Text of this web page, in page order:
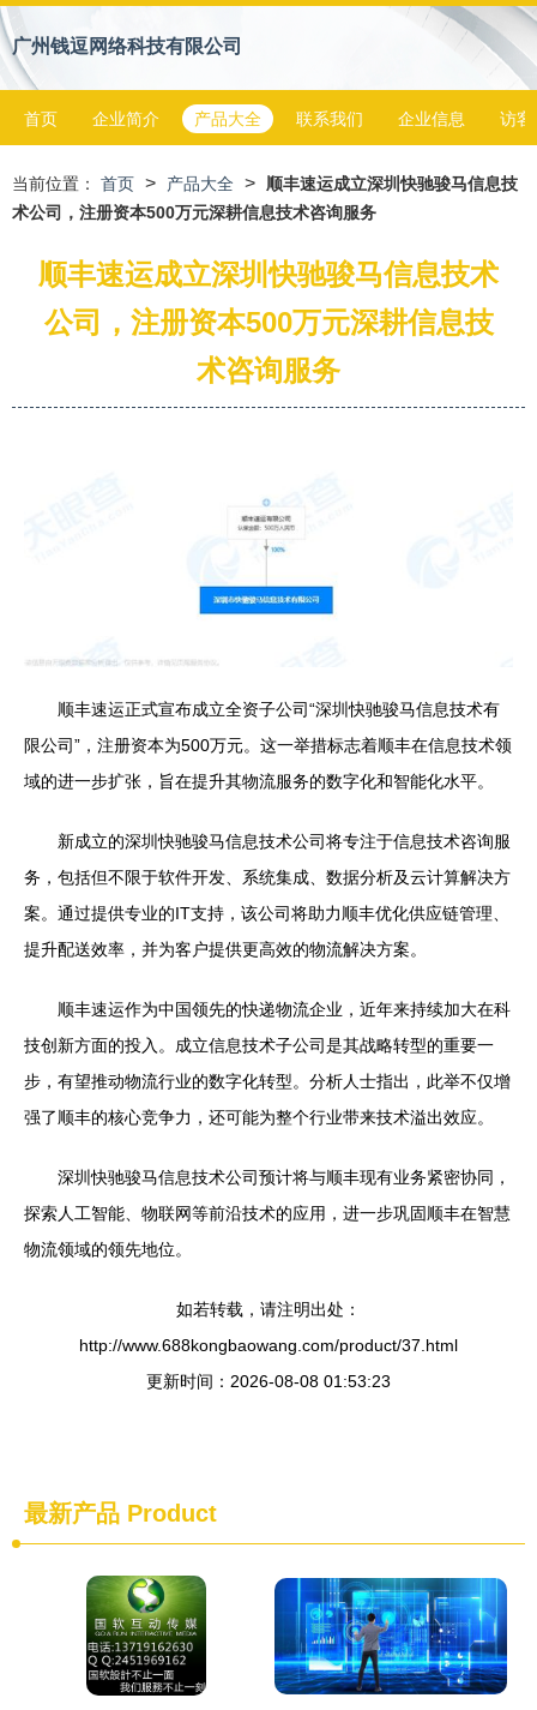
广州钱逗网络科技有限公司
首页 企业简介 产品大全 联系我们 企业信息 访客
当前位置： 首页 > 产品大全 >
顺丰速运成立深圳快驰骏马信息技
术公司，注册资本500万元深耕信息技术咨询服务
顺丰速运成立深圳快驰骏马信息技术
公司，注册资本500万元深耕信息技
术咨询服务
顺丰速运正式宣布成立全资子公司“深圳快驰骏马信息技术有
限公司”，注册资本为500万元。这一举措标志着顺丰在信息技术领
域的进一步扩张，旨在提升其物流服务的数字化和智能化水平。
新成立的深圳快驰骏马信息技术公司将专注于信息技术咨询服
务，包括但不限于软件开发、系统集成、数据分析及云计算解决方
案。通过提供专业的IT支持，该公司将助力顺丰优化供应链管理、
提升配送效率，并为客户提供更高效的物流解决方案。
顺丰速运作为中国领先的快递物流企业，近年来持续加大在科
技创新方面的投入。成立信息技术子公司是其战略转型的重要一
步，有望推动物流行业的数字化转型。分析人士指出，此举不仅增
强了顺丰的核心竞争力，还可能为整个行业带来技术溢出效应。
深圳快驰骏马信息技术公司预计将与顺丰现有业务紧密协同，
探索人工智能、物联网等前沿技术的应用，进一步巩固顺丰在智慧
物流领域的领先地位。
如若转载，请注明出处：
http://www.688kongbaowang.com/product/37.html
更新时间：2026-08-08 01:53:23
最新产品 Product